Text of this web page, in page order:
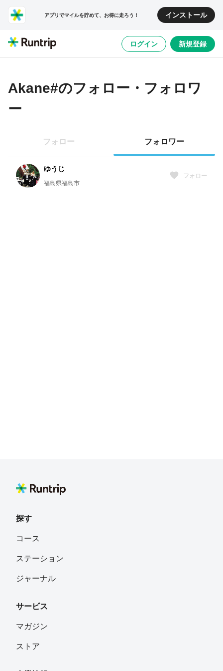
アプリでマイルを貯めて、お得に走ろう！ インストール
ログイン 新規登録
Akane#のフォロー・フォロワ
ー
フォロー フォロワー
ゆうじ
福島県福島市
フォロー
探す
コース
ステーション
ジャーナル
サービス
マガジン
ストア